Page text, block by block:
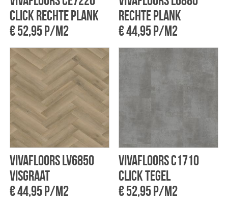
click rechte plank
€ 52,95 p/m2
rechte plank
€ 44,95 p/m2
Vivafloors LV6850
Visgraat
€ 44,95 p/m2
Vivafloors C1710
click tegel
€ 52,95 p/m2